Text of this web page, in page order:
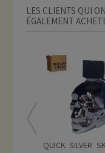
LES CLIENTS QUI
ÉGALEMENT
QUICK SILVER